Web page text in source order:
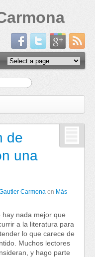
de
una
Carmona en Más
hay nada mejor que
a la literatura para
lo que carece de
Muchos lectores
y hago parte